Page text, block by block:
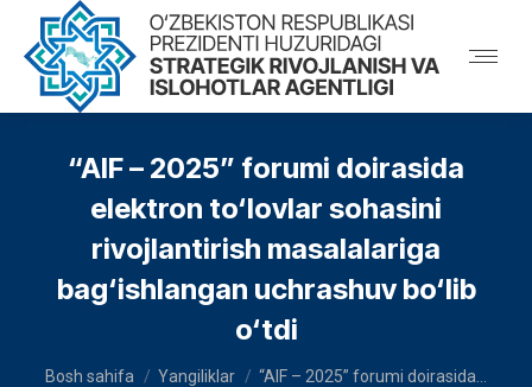
“AIF – 2025” forumi doirasida
elektron to‘lovlar sohasini
rivojlantirish masalalariga
bag‘ishlangan uchrashuv bo‘lib
o‘tdi
You are here:
Bosh sahifa Yangiliklar “AIF – 2025” forumi doirasida…